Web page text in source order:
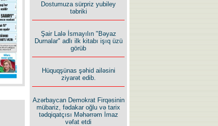
Rusiyanın süqutunu qaçılmaz
edən beş şərt
Dostumuza sürpriz yubiley
təbriki
Şair Lalə İsmayılın "Bəyaz
Durnalar" adlı ilk kitabı işıq üzü
görüb
Hüquqşünas şəhid ailəsini
ziyarət edib.
Azərbaycan Demokrat Firqəsinin
mübariz, fədakar oğlu və tarix
tədqiqatçısı Məhərrəm İmaz
vəfat etdi